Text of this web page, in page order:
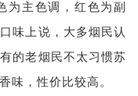
为主色调，红色为副
味上说，大多烟民认
的老烟民不太习惯苏
味，性价比较高。